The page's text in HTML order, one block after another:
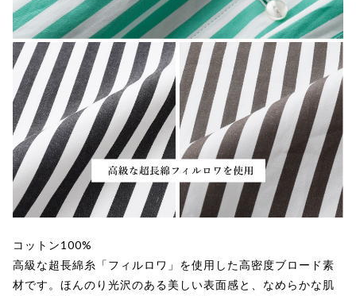
コットン100%
高級な超長綿糸「フィルロワ」を使用した高密度ブロード素
材です。ほんのり光沢のある美しい表面感と、なめらかな肌